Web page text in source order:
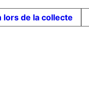
lors de la collecte